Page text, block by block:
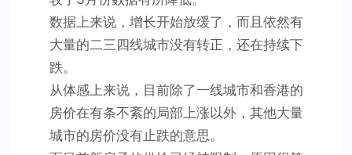
数据上来说，增长开始放缓了，而且依然有
大量的二三四线城市没有转正，还在持续下
跌。
从体感上来说，目前除了一线城市和香港的
房价在有条不紊的局部上涨以外，其他大量
城市的房价没有止跌的意思。